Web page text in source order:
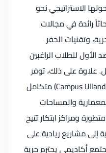
الاستراتيجي نحو
رائدة في مجالات
وتقنيات الحفر
للطلاب الراغبين
على ذلك، توفر
الجامعة “حرم جامعي” (Campus Ullandhaug) متكامل
والمساحات
ومراكز ابتكار تتيح
إلى مشاريع ريادية على
أكاديمي يحترم حرية